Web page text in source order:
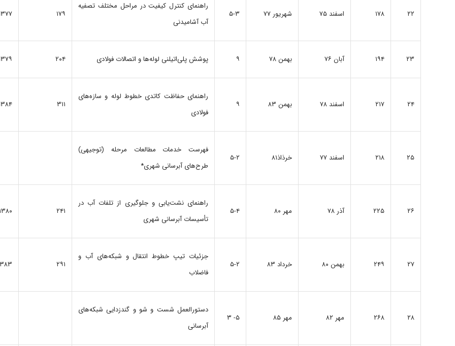
۲۲ ۱۷۸ اسفند ۷۵ شهریور ۷۷ ۵-۳
راهنمای‌ کنترل‌ کیفیت‌ در مراحل‌ مختلف‌ تصفیه‌
آب‌ آشامیدنی
۱۷۹
۲۳ ۱۹۴ آبان ۷۶ بهمن ۷۸ ۹ پوشش‌ پلی‌اتیلنی‌ لوله‌ها و اتصالات‌ فولادی ۲۰۴
۲۴ ۲۱۷ اسفند ۷۸ بهمن ۸۳ ۹
راهنمای حفاظت‌ کاتدی‌ خطوط لوله‌ و سازه‌های
فولادی
۳۱۱
۲۵ ۲۱۸ اسفند ۷۷ خرذاذ۸۱ ۵-۲
فهرست خدمات مطالعات مرحله (توجیهی)
طرح‌های آبرسانی شهری*
۲۶ ۲۲۵ آذر ۷۸ مهر ۸۰ ۵-۴
راهنمای‌ نشت‌یابی‌ و جلوگیری‌ از تلفات‌ آب‌ در
تأسیسات‌ آبرسانی‌ شهری
۲۴۱
۲۷ ۲۴۹ بهمن ۸۰ خرداد ۸۳ ۵-۲
جزئیات تیپ خطوط انتقال و شبکه‌های آب و
فاضلاب
۲۹۱
۲۸ ۲۶۸ مهر ۸۲ مهر ۸۵ ۵- ۳
دستورالعمل شست و شو و گندزدایی شبکه‌های
آبرسانی